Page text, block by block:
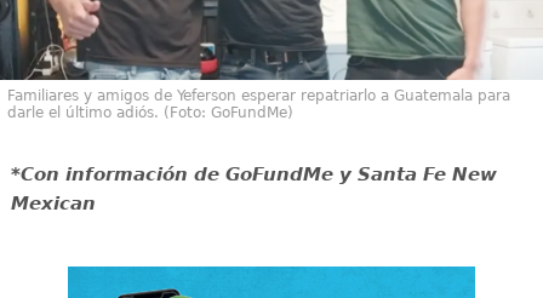
Familiares y amigos de Yeferson esperar repatriarlo a Guatemala para
darle el último adiós. (Foto: GoFundMe)
*Con información de GoFundMe y Santa Fe New
Mexican